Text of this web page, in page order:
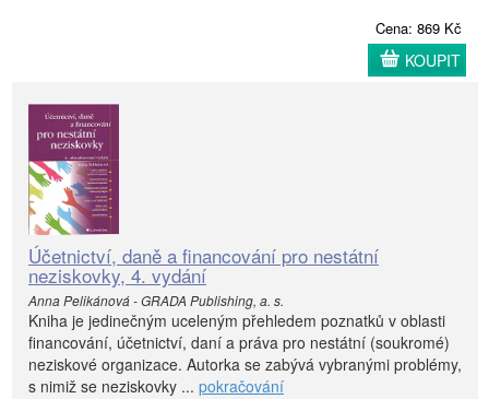
Cena: 869 Kč
KOUPIT
Účetnictví, daně a financování pro nestátní
neziskovky, 4. vydání
Anna Pelikánová - GRADA Publishing, a. s.
Kniha je jedinečným uceleným přehledem poznatků v oblasti
financování, účetnictví, daní a práva pro nestátní (soukromé)
neziskové organizace. Autorka se zabývá vybranými problémy,
s nimiž se neziskovky ... pokračování